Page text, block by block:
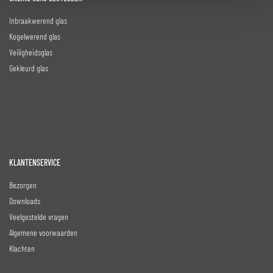
Inbraakwerend glas
Kogelwerend glas
Veiligheidsglas
Gekleurd glas
KLANTENSERVICE
Bezorgen
Downloads
Veelgestelde vragen
Algemene voorwaarden
Klachten